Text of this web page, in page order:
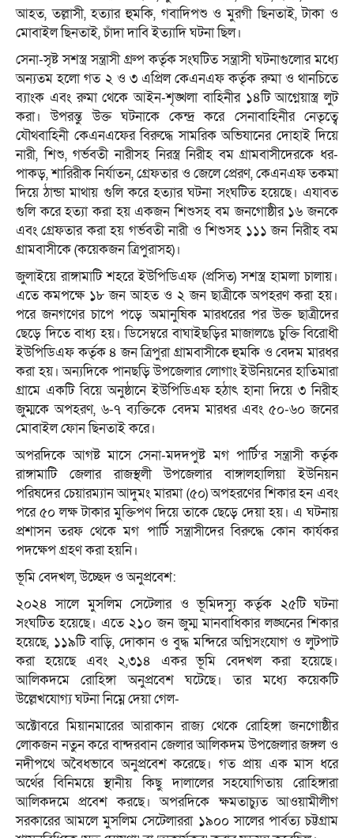
আহত, তল্লাসী, হত্যার হুমকি, গবাদিপশু ও মুরগী ছিনতাই, টাকা ও
মোবাইল ছিনতাই, চাঁদা দাবি ইত্যাদি ঘটনা ছিল।
সেনা-সৃষ্ট সশস্ত্র সন্ত্রাসী গ্রুপ কর্তৃক সংঘটিত সন্ত্রাসী ঘটনাগুলোর মধ্যে
অন্যতম হলো গত ২ ও ৩ এপ্রিল কেএনএফ কর্তৃক রুমা ও থানচিতে
ব্যাংক এবং রুমা থেকে আইন-শৃঙ্খলা বাহিনীর ১৪টি আগ্নেয়াস্ত্র লুট
করা। উপরন্তু উক্ত ঘটনাকে কেন্দ্র করে সেনাবাহিনীর নেতৃত্বে
যৌথবাহিনী কেএনএফের বিরুদ্ধে সামরিক অভিযানের দোহাই দিয়ে
নারী, শিশু, গর্ভবতী নারীসহ নিরস্ত্র নিরীহ বম গ্রামবাসীদেরকে ধর-
পাকড়, শারিরীক নির্যাতন, গ্রেফতার ও জেলে প্রেরণ, কেএনএফ তকমা
দিয়ে ঠান্ডা মাথায় গুলি করে হত্যার ঘটনা সংঘটিত হয়েছে। এযাবত
গুলি করে হত্যা করা হয় একজন শিশুসহ বম জনগোষ্ঠীর ১৬ জনকে
এবং গ্রেফতার করা হয় গর্ভবতী নারী ও শিশুসহ ১১১ জন নিরীহ বম
গ্রামবাসীকে (কয়েকজন ত্রিপুরাসহ)।
জুলাইয়ে রাঙ্গামাটি শহরে ইউপিডিএফ (প্রসিত) সশস্ত্র হামলা চালায়।
এতে কমপক্ষে ১৮ জন আহত ও ২ জন ছাত্রীকে অপহরণ করা হয়।
পরে জনগণের চাপে পড়ে অমানুষিক মারধরের পর উক্ত ছাত্রীদের
ছেড়ে দিতে বাধ্য হয়। ডিসেম্বরে বাঘাইছড়ির মাজালঙে চুক্তি বিরোধী
ইউপিডিএফ কর্তৃক ৪ জন ত্রিপুরা গ্রামবাসীকে হুমকি ও বেদম মারধর
করা হয়। অন্যদিকে পানছড়ি উপজেলার লোগাং ইউনিয়নের হাতিমারা
গ্রামে একটি বিয়ে অনুষ্ঠানে ইউপিডিএফ হঠাৎ হানা দিয়ে ৩ নিরীহ
জুম্মকে অপহরণ, ৬-৭ ব্যক্তিকে বেদম মারধর এবং ৫০-৬০ জনের
মোবাইল ফোন ছিনতাই করে।
অপরদিকে আগষ্ট মাসে সেনা-মদদপুষ্ট মগ পার্টি’র সন্ত্রাসী কর্তৃক
রাঙ্গামাটি জেলার রাজস্থলী উপজেলার বাঙ্গালহালিয়া ইউনিয়ন
পরিষদের চেয়ারম্যান আদুমং মারমা (৫০) অপহরণের শিকার হন এবং
পরে ৫০ লক্ষ টাকার মুক্তিপণ দিয়ে তাকে ছেড়ে দেয়া হয়। এ ঘটনায়
প্রশাসন তরফ থেকে মগ পার্টি সন্ত্রাসীদের বিরুদ্ধে কোন কার্যকর
পদক্ষেপ গ্রহণ করা হয়নি।
ভূমি বেদখল, উচ্ছেদ ও অনুপ্রবেশ:
২০২৪ সালে মুসলিম সেটেলার ও ভূমিদস্যু কর্তৃক ২৫টি ঘটনা
সংঘটিত হয়েছে। এতে ২১০ জন জুম্ম মানবাধিকার লঙ্ঘনের শিকার
হয়েছে, ১১৯টি বাড়ি, দোকান ও বুদ্ধ মন্দিরে অগ্নিসংযোগ ও লুটপাট
করা হয়েছে এবং ২,৩১৪ একর ভূমি বেদখল করা হয়েছে।
আলিকদমে রোহিঙ্গা অনুপ্রবেশ ঘটেছে। তার মধ্যে কয়েকটি
উল্লেখযোগ্য ঘটনা নিম্নে দেয়া গেল-
অক্টোবরে মিয়ানমারের আরাকান রাজ্য থেকে রোহিঙ্গা জনগোষ্ঠীর
লোকজন নতুন করে বান্দরবান জেলার আলিকদম উপজেলার জঙ্গল ও
নদীপথে অবৈধভাবে অনুপ্রবেশ করেছে। গত প্রায় এক মাস ধরে
অর্থের বিনিময়ে স্থানীয় কিছু দালালের সহযোগিতায় রোহিঙ্গারা
আলিকদমে প্রবেশ করছে। অপরদিকে ক্ষমতাচ্যুত আওয়ামীলীগ
সরকারের আমলে মুসলিম সেটেলাররা ১৯০০ সালের পার্বত্য চট্টগ্রাম